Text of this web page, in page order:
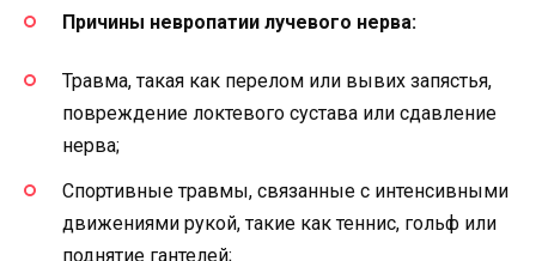
Причины невропатии лучевого нерва:
Травма, такая как перелом или вывих запястья,
повреждение локтевого сустава или сдавление
нерва;
Спортивные травмы, связанные с интенсивными
движениями рукой, такие как теннис, гольф или
поднятие гантелей;